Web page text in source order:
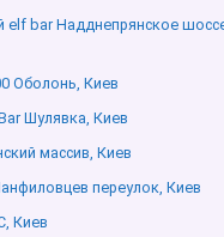
elf bar Надднепрянское
Оболонь, Киев
Шулявка, Киев
массив, Киев
переулок, Киев
Киев